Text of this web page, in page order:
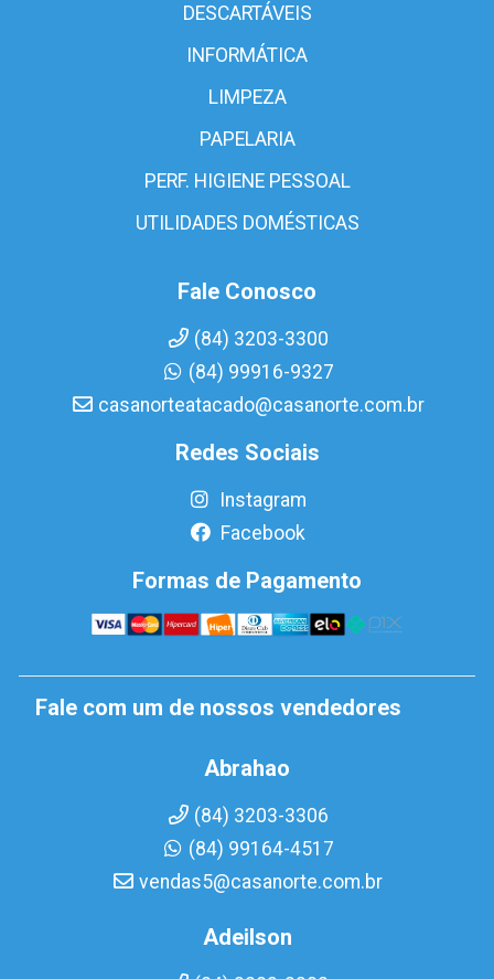
DESCARTÁVEIS
INFORMÁTICA
LIMPEZA
PAPELARIA
PERF. HIGIENE PESSOAL
UTILIDADES DOMÉSTICAS
Fale Conosco
(84) 3203-3300
(84) 99916-9327
casanorteatacado@casanorte.com.br
Redes Sociais
Instagram
Facebook
Formas de Pagamento
Fale com um de nossos vendedores
Abrahao
(84) 3203-3306
(84) 99164-4517
vendas5@casanorte.com.br
Adeilson